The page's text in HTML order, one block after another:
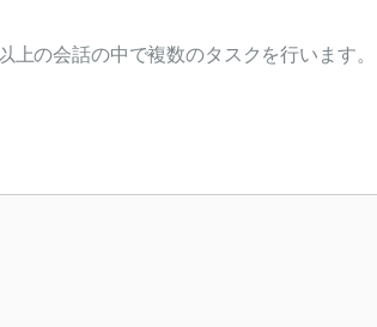
の会話の中で複数のタスクを行います。